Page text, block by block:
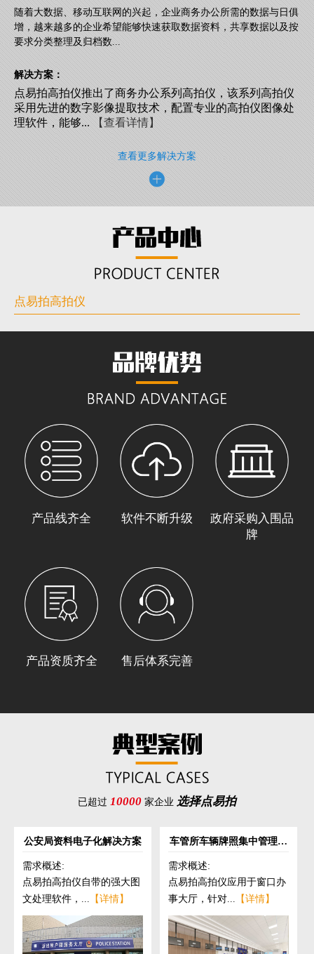
随着大数据、移动互联网的兴起，企业商务办公所需的数据与日俱
增，越来越多的企业希望能够快速获取数据资料，共享数据以及按
要求分类整理及归档数...
解决方案：
点易拍高拍仪推出了商务办公系列高拍仪，该系列高拍仪
采用先进的数字影像提取技术，配置专业的高拍仪图像处
理软件，能够...【查看详情】
查看更多解决方案
点易拍高拍仪
产品线齐全 软件不断升级
政府采购入围品
牌
产品资质齐全 售后体系完善
已超过 10000 家企业 选择点易拍
公安局资料电子化解决方案
需求概述:
点易拍高拍仪自带的强大图
文处理软件，... 【详情】
车管所车辆牌照集中管理解
需求概述:
点易拍高拍仪应用于窗口办
事大厅，针对... 【详情】